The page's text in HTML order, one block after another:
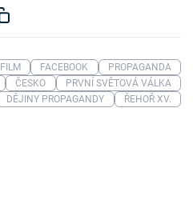
FILM FACEBOOK
PROPAGANDA
ČESKO
PRVNÍ SVĚTOVÁ VÁLKA
DĚJINY PROPAGANDY
ŘEHOŘ XV.